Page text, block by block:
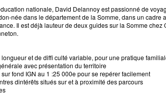
nationale, David Delannoy est passionné de
née dans le département de la Somme, dans un
Il est déjà lauteur de deux guides sur la Somme
et de diffi culté variable, pour une pratique
avec présentation du territoire
fond IGN au 1 :25 000e pour se repérer facilement
dintérêts situés sur et à proximité des parcours